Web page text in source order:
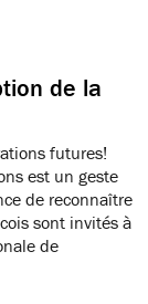
de la
futures!
est un geste
de reconnaître
sont invités à
de